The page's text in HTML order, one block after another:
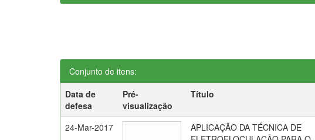
Conjunto de itens:
Data de
defesa
Pré-
visualização
Título
24-Mar-2017
APLICAÇÃO DA TÉCNICA DE